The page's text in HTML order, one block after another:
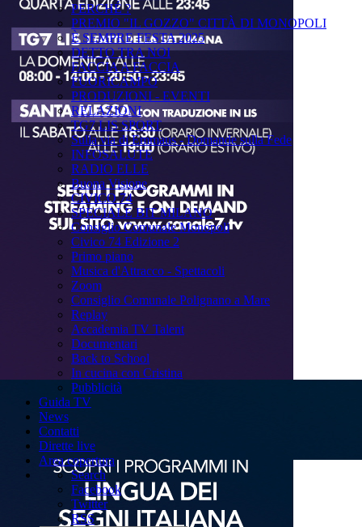
PERCHÉ ?
PREMIO "IL GOZZO" CITTÀ DI MONOPOLI
È SEMPRE FESTA 2025
DETTO TRA NOI
FACCIA A FACCIA
FUORICAMPO
PRODUZIONI - EVENTI
RELAZIONI
TG7 LIS SPORT
Sulla via di Emmaus - Domande sulla Fede
INFOSALUTE
RADIO ELLE
Buona Visione
CIVICO 74
SPECIALE BIT MILANO
Consiglio Comunale Monopoli
Civico 74 Edizione 2
Primo piano
Musica d'Attracco - Spettacoli
Zoom
Consiglio Comunale Polignano a Mare
Replay
Accademia TV Talent
Documentari
Back to School
In cucina con Cristina
Pubblicità
Guida TV
News
Contatti
Dirette live
Area copertura
Search
Facebook
Twitter
RSS